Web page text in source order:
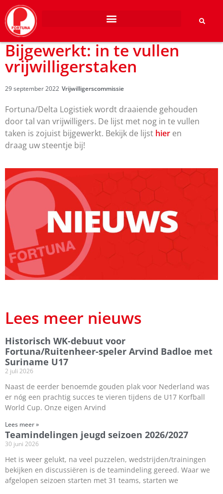
Bijgewerkt: in te vullen
vrijwilligerstaken
29 september 2022 Vrijwilligerscommissie
Fortuna/Delta Logistiek wordt draaiende gehouden
door tal van vrijwilligers. De lijst met nog in te vullen
taken is zojuist bijgewerkt. Bekijk de lijst hier en
draag uw steentje bij!
Lees meer nieuws
Historisch WK-debuut voor
Fortuna/Ruitenheer-speler Arvind Badloe met
Suriname U17
2 juli 2026
Naast de eerder benoemde gouden plak voor Nederland was
er nóg een prachtig succes te vieren tijdens de U17 Korfball
World Cup. Onze eigen Arvind
Lees meer »
Teamindelingen jeugd seizoen 2026/2027
30 juni 2026
Het is weer gelukt, na veel puzzelen, wedstrijden/trainingen
bekijken en discussiëren is de teamindeling gereed. Waar we
afgelopen seizoen starten met 31 teams, starten we